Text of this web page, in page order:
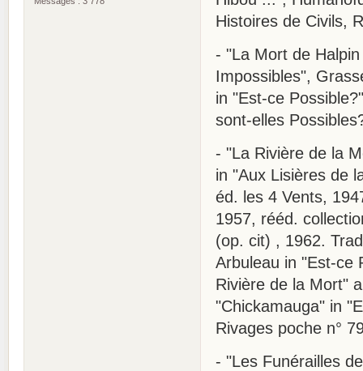
Histoires de Civils,
- "La Mort de
Impossibles",
in "Est-ce
sont-elles
- "La Rivière de la
in "Aux Lisières de
éd. les 4 Vents,
1957, rééd.
(op. cit) , 1962.
Arbuleau in "Est-ce
Rivière de la Mort"
"Chickamauga" in
Rivages poche n°
- "Les Funérailles